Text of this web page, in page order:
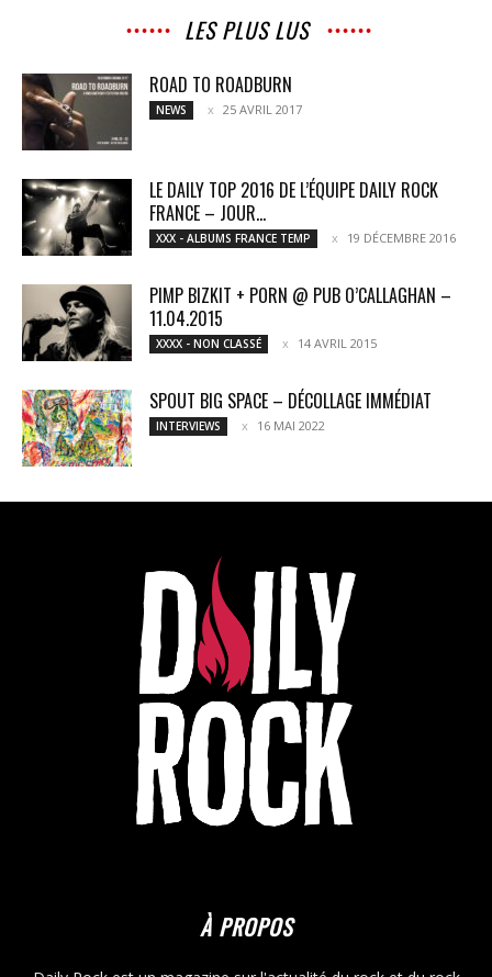
LES PLUS LUS
ROAD TO ROADBURN
NEWS 25 AVRIL 2017
LE DAILY TOP 2016 DE L’ÉQUIPE DAILY ROCK
FRANCE – JOUR...
XXX - ALBUMS FRANCE TEMP 19 DÉCEMBRE 2016
PIMP BIZKIT + PORN @ PUB O’CALLAGHAN –
11.04.2015
XXXX - NON CLASSÉ 14 AVRIL 2015
SPOUT BIG SPACE – DÉCOLLAGE IMMÉDIAT
INTERVIEWS 16 MAI 2022
À PROPOS